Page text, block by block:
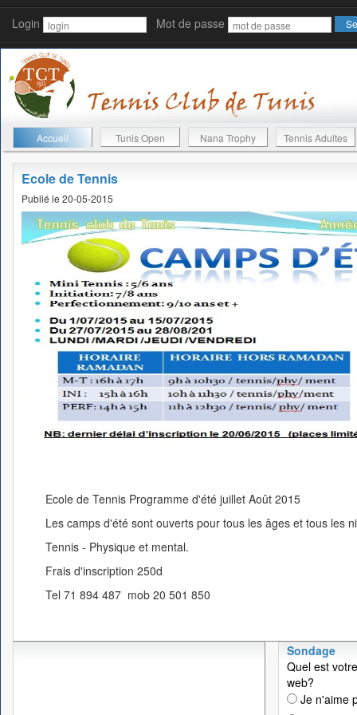
Login Mot de passe
Accueil Tunis Open Nana Trophy Tennis Adultes
Ecole de Tennis
Publié le 20-05-2015
Ecole de Tennis Programme d'été juillet Août 2015
Les camps d'été sont ouverts pour tous les âges et tous les
Tennis - Physique et mental.
Frais d'inscription 250d
Tel 71 894 487 mob 20 501 850
Sondage
Quel est
web?
Je n'aime